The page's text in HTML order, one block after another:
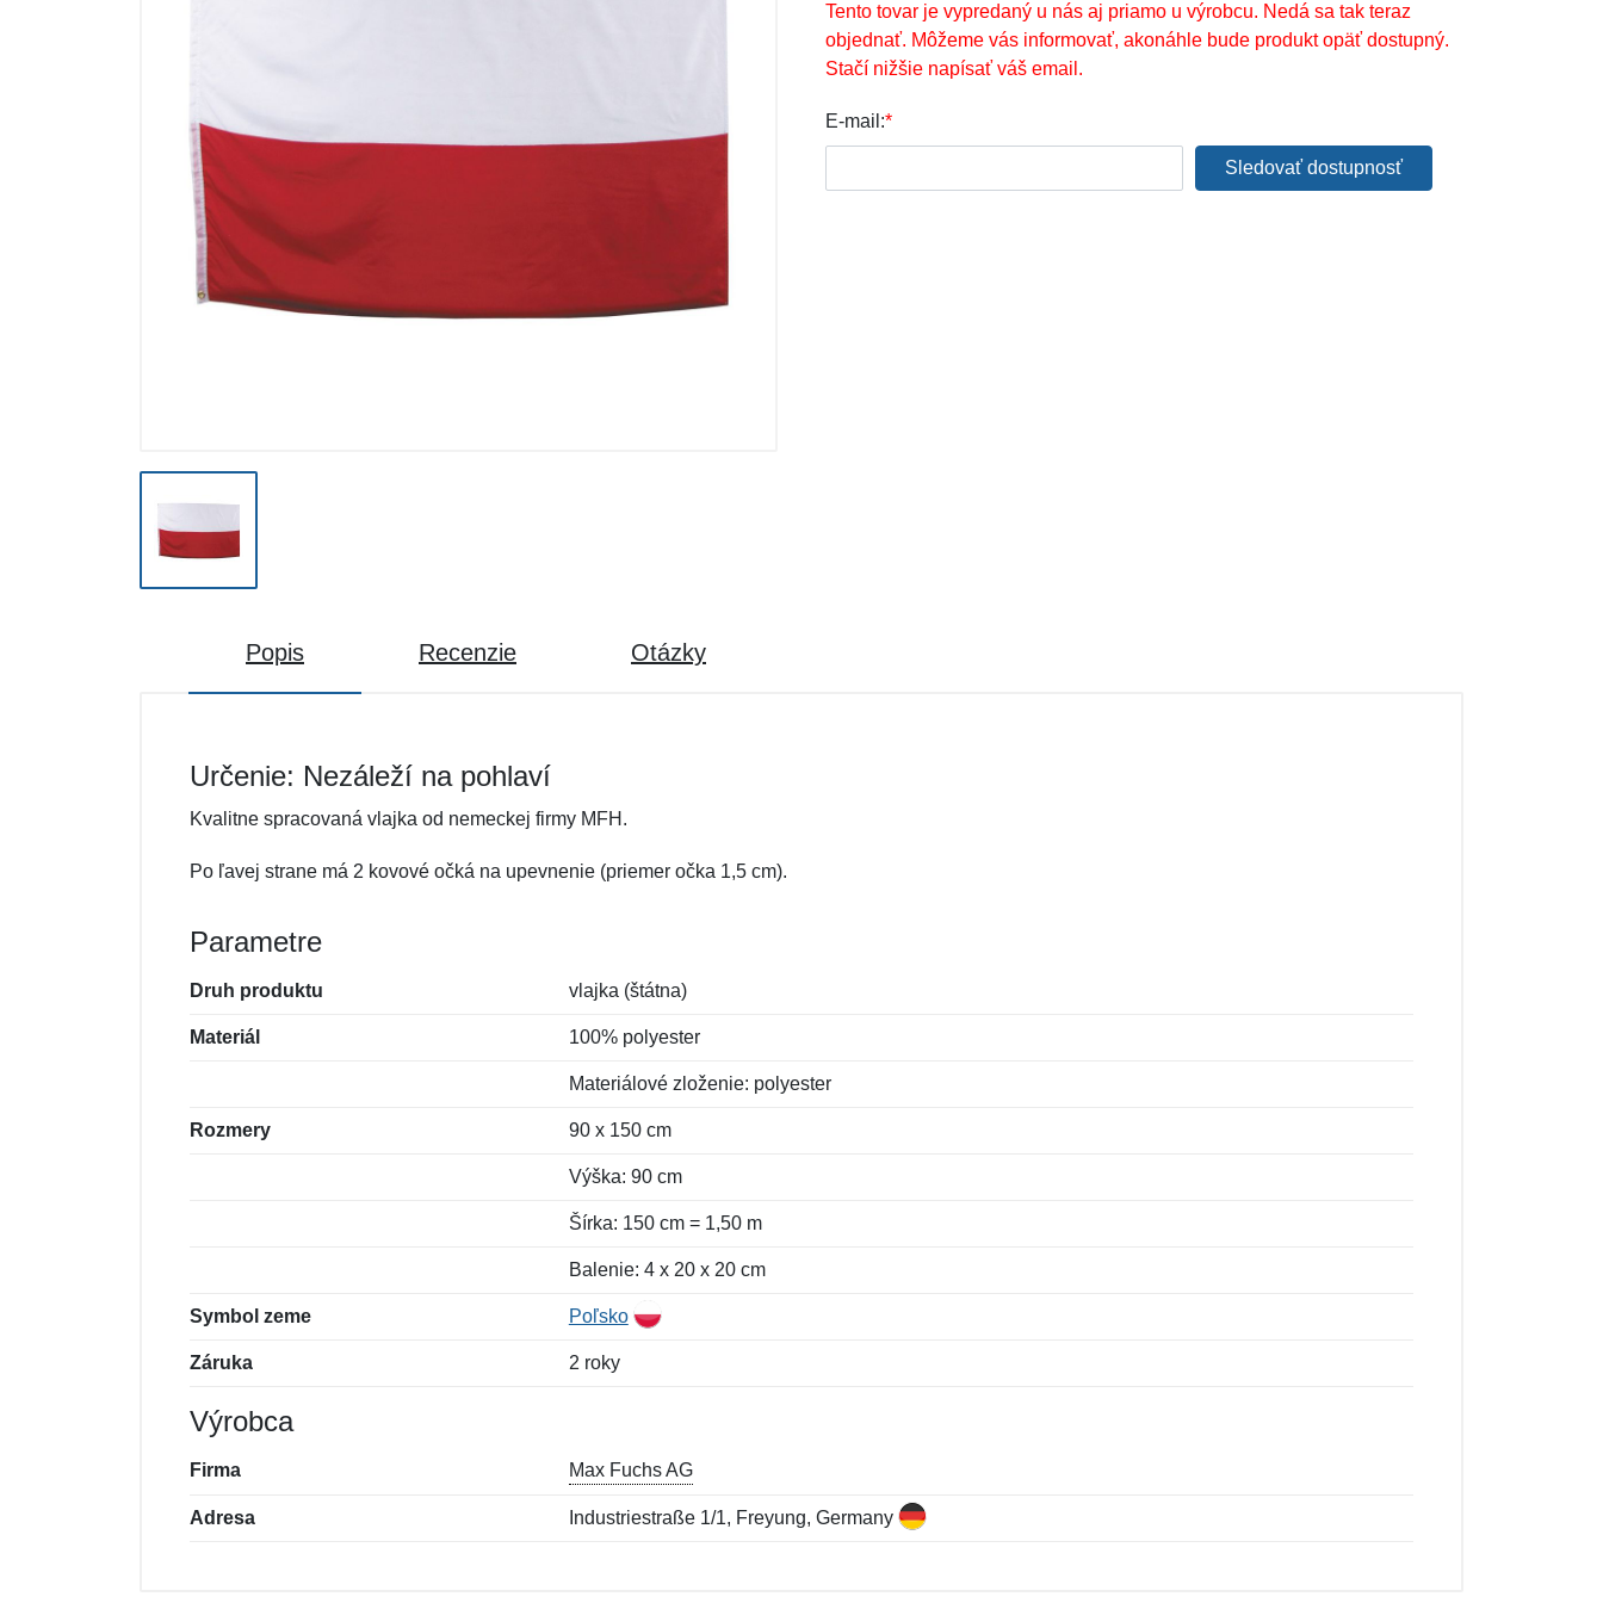
Tento tovar je vypredaný u nás aj priamo u výrobcu. Nedá sa tak teraz
objednať. Môžeme vás informovať, akonáhle bude produkt opäť dostupný.
Stačí nižšie napísať váš email.
E-mail:*
Sledovať dostupnosť
Popis Recenzie Otázky
Určenie: Nezáleží na pohlaví
Kvalitne spracovaná vlajka od nemeckej firmy MFH.
Po ľavej strane má 2 kovové očká na upevnenie (priemer očka 1,5 cm).
Parametre
Druh produktu vlajka (štátna)
Materiál 100% polyester
Materiálové zloženie: polyester
Rozmery 90 x 150 cm
Výška: 90 cm
Šírka: 150 cm = 1,50 m
Balenie: 4 x 20 x 20 cm
Symbol zeme Poľsko
Záruka 2 roky
Výrobca
Firma Max Fuchs AG
Adresa Industriestraße 1/1, Freyung, Germany